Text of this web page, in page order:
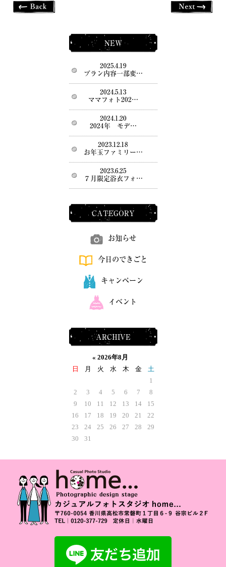
NEW
2025.4.19
プラン内容一部変…
2024.5.13
ママフォト202…
2024.1.20
2024年 モデ…
2023.12.18
お年玉ファミリー…
2023.6.25
７月限定浴衣フォ…
CATEGORY
お知らせ
今日のできごと
キャンペーン
イベント
ARCHIVE
« 2026年8月
日
月 火 水 木 金
土
1
2
3 4 5 6 7
8
9
10 11 12 13 14
15
16
17 18 19 20 21
22
23
24 25 26 27 28
29
30
31